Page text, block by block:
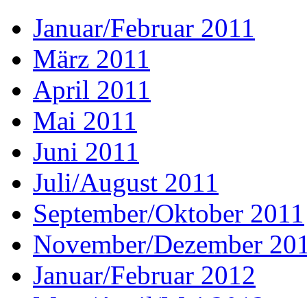
Januar/Februar 2011
März 2011
April 2011
Mai 2011
Juni 2011
Juli/August 2011
September/Oktober 2011
November/Dezember
Januar/Februar 2012